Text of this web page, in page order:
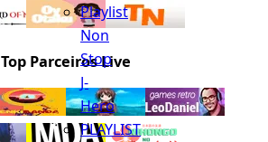
Playlist
Non
Stop
J-
Hero
PLAYLIST
Top Parceiros Live